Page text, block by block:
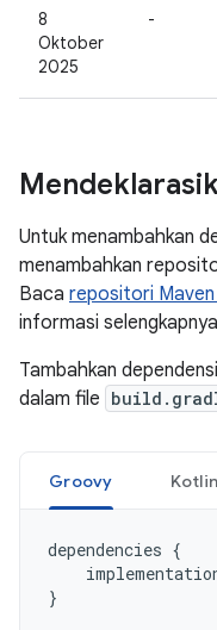
8
Oktober
2025
-
Untuk menambahkan
menambahkan
Baca repositori
informasi
Tambahkan
dalam file
Groovy Kotlin
dependencies {
}